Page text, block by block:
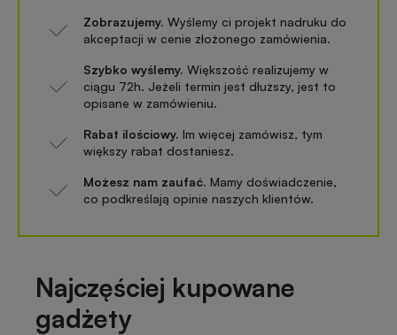
Zobrazujemy. Wyślemy ci projekt nadruku do
akceptacji w cenie złożonego zamówienia.
Szybko wyślemy. Większość realizujemy w
ciągu 72h. Jeżeli termin jest dłuższy, jest to
opisane w zamówieniu.
Rabat ilościowy. Im więcej zamówisz, tym
większy rabat dostaniesz.
Możesz nam zaufać. Mamy doświadczenie,
co podkreślają opinie naszych klientów.
Najczęściej kupowane
gadżety